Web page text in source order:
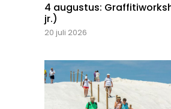
4 augustus:
jr.)
20 juli 2026